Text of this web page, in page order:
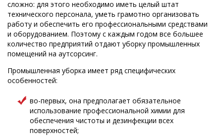
сложно: для этого необходимо иметь целый штат
технического персонала, уметь грамотно организовать
работу и обеспечить его профессиональными средствами
и оборудованием. Поэтому с каждым годом все большее
количество предприятий отдают уборку промышленных
помещений на аутсорсинг.
Промышленная уборка имеет ряд специфических
особенностей:
во-первых, она предполагает обязательное
использование профессиональной химии для
обеспечения чистоты и дезинфекции всех
поверхностей;